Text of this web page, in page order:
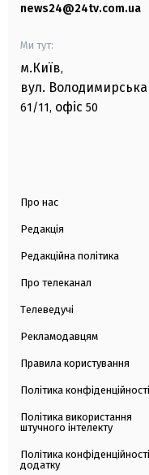
news24@24tv.com.ua
Ми тут:
м.Київ,
вул. Володимирська
61/11, офіс 50
Про нас
Редакція
Редакційна політика
Про телеканал
Телеведучі
Рекламодавцям
Правила користування
Політика конфіденційності
Політика використання
штучного інтелекту
Політика конфіденційності
додатку